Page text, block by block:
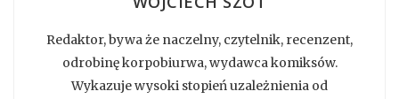
Redaktor, bywa że naczelny, czytelnik, recenzent,
odrobinę korpobiurwa, wydawca komiksów.
Wykazuje wysoki stopień uzależnienia od